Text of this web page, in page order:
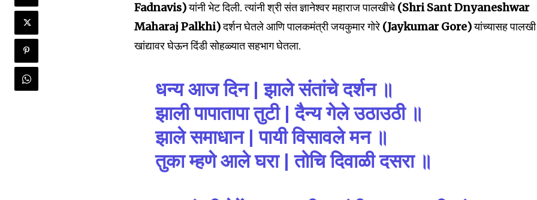
Join our community of
SUBSCRIBERS and be part
Fadnavis)यांनी भेट दिली. त्यांनी श्री संत ज्ञानेश्वर महाराज पालखीचे(Shri Sant Dnyaneshwar
Maharaj Palkhi)दर्शन घेतले आणि पालकमंत्री जयकुमार गोरे (Jaykumar Gore)यांच्यासह पालखी
खांद्यावर घेऊन दिंडी सोहळ्यात सहभाग घेतला.
धन्य आज दिन | झाले संतांचे दर्शन ॥
झाली पापातापा तुटी | दैन्य गेले उठाउठी ॥
झाले समाधान | पायी विसावले मन ॥
तुका म्हणे आले घरा | तोचि दिवाळी दसरा ॥